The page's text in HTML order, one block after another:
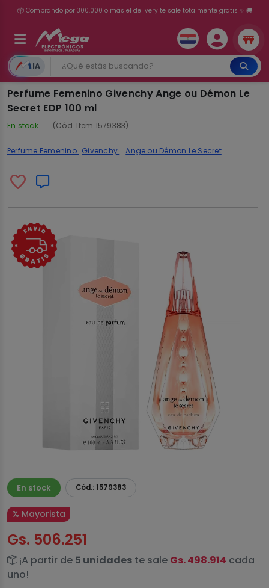
💳 ¡HASTA 24 CUOTAS SIN INTERÉS con tarjetas adheridas!
IA
Perfume Femenino Givenchy Ange ou Démon Le
Secret EDP 100 ml
En stock (Cód. Item 1579383)
Perfume Femenino Givenchy Ange ou Démon Le Secret
En stock Cód.: 1579383
% Mayorista
Gs. 506.251
¡A partir de 5 unidades te sale Gs. 498.914 cada
uno!